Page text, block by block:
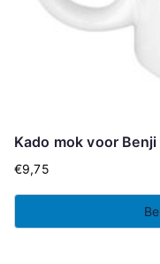
Kado mok voor Benji
€9,75